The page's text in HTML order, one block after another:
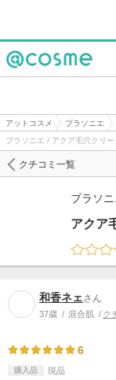
アットコスメ プラソニエ
プラソニエ / アクア毛穴クリ
クチコミ一覧
プラソニ
アクア
和香ネェさん
37歳 混合肌 ク
6
購入品 現品